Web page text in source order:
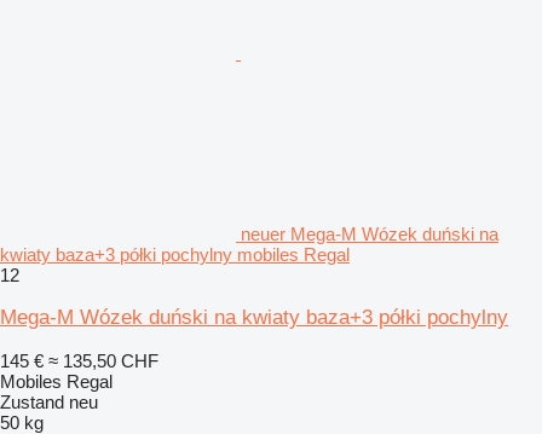
neuer Mega-M Wózek duński na
kwiaty baza+3 półki pochylny mobiles Regal
12
Mega-M Wózek duński na kwiaty baza+3 półki pochylny
145 € ≈ 135,50 CHF
Mobiles Regal
Zustand neu
50 kg